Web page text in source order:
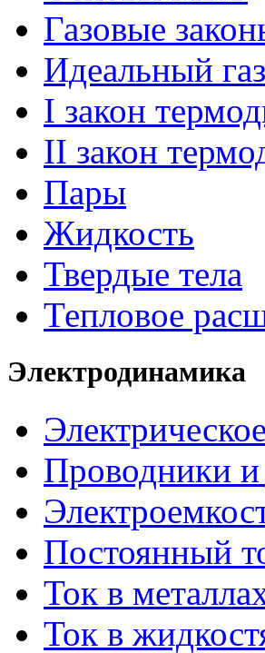
Газовые
Идеальный газ
I закон
II закон
Пары
Жидкость
Твердые тела
Тепловое
Электродинамика
Проводники и
Постоянный
Ток в
Ток в